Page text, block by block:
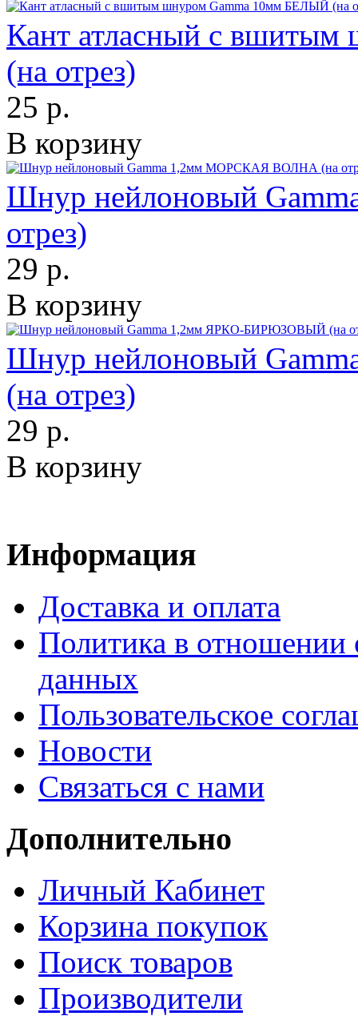
Кант атласный с
(на отрез)
25 р.
В корзину
Шнур нейлоновый
отрез)
29 р.
В корзину
Шнур нейлоновый
(на отрез)
29 р.
В корзину
Информация
Доставка и оплата
Политика в отношении
данных
Пользовательское
Новости
Связаться с нами
Дополнительно
Личный Кабинет
Корзина покупок
Поиск товаров
Производители